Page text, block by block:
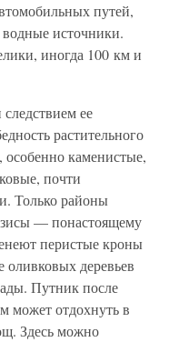
путей,
водные источники.
иногда 100 км и
ее
растительного
каменистые,
почти
Только районы
— понастоящему
перистые кроны
деревьев
Путник после
может отдохнуть в
Здесь можно